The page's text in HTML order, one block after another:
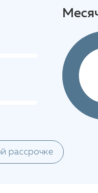
рассрочке